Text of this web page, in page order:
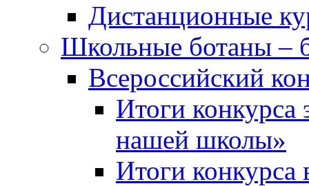
Дистанционные
Школьные ботаны –
Всероссийский
Итоги
нашей школы»
Итоги конкурса